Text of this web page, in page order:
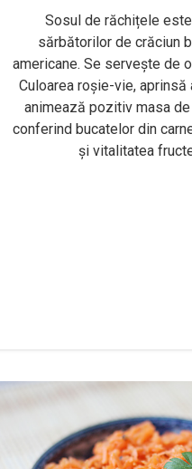
Sosul de răchițele
sărbătorilor de crăciun
americane. Se servește de
Culoarea roșie-vie,
animează pozitiv masa
conferind bucatelor din
și vitalitatea